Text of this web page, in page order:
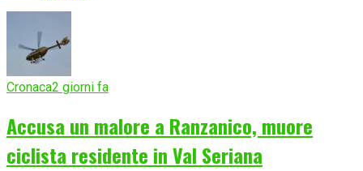
Cronaca2 giorni fa
Accusa un malore a Ranzanico, muore
ciclista residente in Val Seriana